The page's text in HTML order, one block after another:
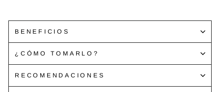
BENEFICIOS
¿CÓMO TOMARLO?
RECOMENDACIONES